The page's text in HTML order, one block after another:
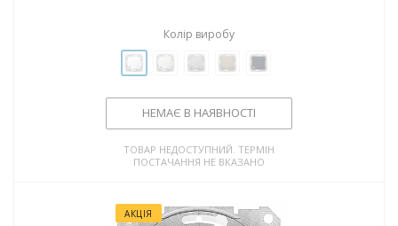
Колір виробу
НЕМАЄ В НАЯВНОСТІ
ТОВАР НЕДОСТУПНИЙ. ТЕРМІН
ПОСТАЧАННЯ НЕ ВКАЗАНО
АКЦІЯ